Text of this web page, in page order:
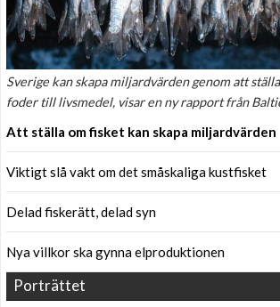
Sverige kan skapa miljardvärden genom att
foder till livsmedel, visar en ny rapport från
Att ställa om fisket kan skapa miljardvärden
Viktigt slå vakt om det småskaliga kustfisket
Delad fiskerätt, delad syn
Nya villkor ska gynna elproduktionen
Porträttet